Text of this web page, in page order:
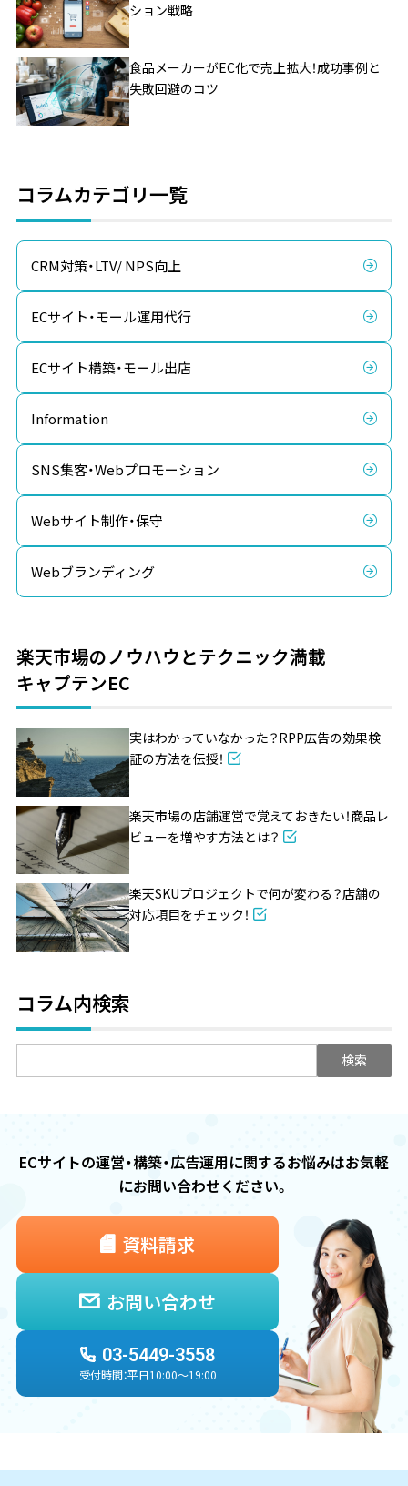
ション戦略
食品メーカーがEC化で売上拡大！成功事例と
失敗回避のコツ
コラムカテゴリ一覧
CRM対策・LTV/ NPS向上
ECサイト・モール運用代行
ECサイト構築・モール出店
Information
SNS集客・Webプロモーション
Webサイト制作・保守
Webブランディング
楽天市場のノウハウとテクニック満載
キャプテンEC
実はわかっていなかった？RPP広告の効果検
証の方法を伝授！
楽天市場の店舗運営で覚えておきたい！商品レ
ビューを増やす方法とは？
楽天SKUプロジェクトで何が変わる？店舗の
対応項目をチェック！
コラム内検索
索:
ECサイトの運営・構築・広告運用に関するお悩みはお気軽
にお問い合わせください。
03-5449-3558
受付時間：平日10:00〜19:00
お問い合わせ
資料請求